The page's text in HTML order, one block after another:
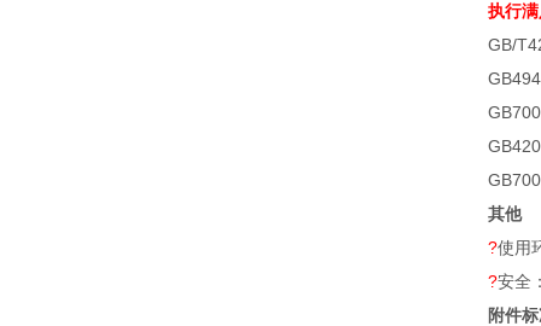
执行
GB/
其他
?使用
?安全
附件